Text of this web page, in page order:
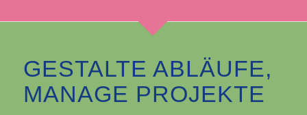
GESTALTE ABLÄUFE,
MANAGE PROJEKTE